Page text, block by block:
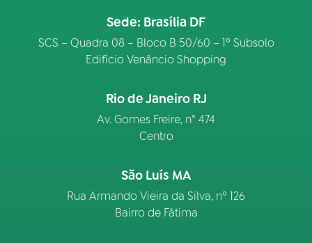
Sede: Brasília DF
SCS – Quadra 08 – Bloco B 50/60 – 1º Subsolo
Edifício Venâncio Shopping
Rio de Janeiro RJ
Av. Gomes Freire, n° 474
Centro
São Luís MA
Rua Armando Vieira da Silva, nº 126
Bairro de Fátima